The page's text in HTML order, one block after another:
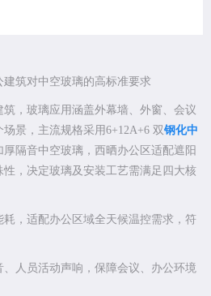
筑对中空玻璃的高标准要求
，玻璃应用涵盖外幕墙、外窗、会议
景，主流规格采用6+12A+6 双钢化中
厚隔音中空玻璃，西晒办公区适配遮阳
，决定玻璃及安装工艺需满足四大核
，适配办公区域全天候温控需求，符
人员活动声响，保障会议、办公环境